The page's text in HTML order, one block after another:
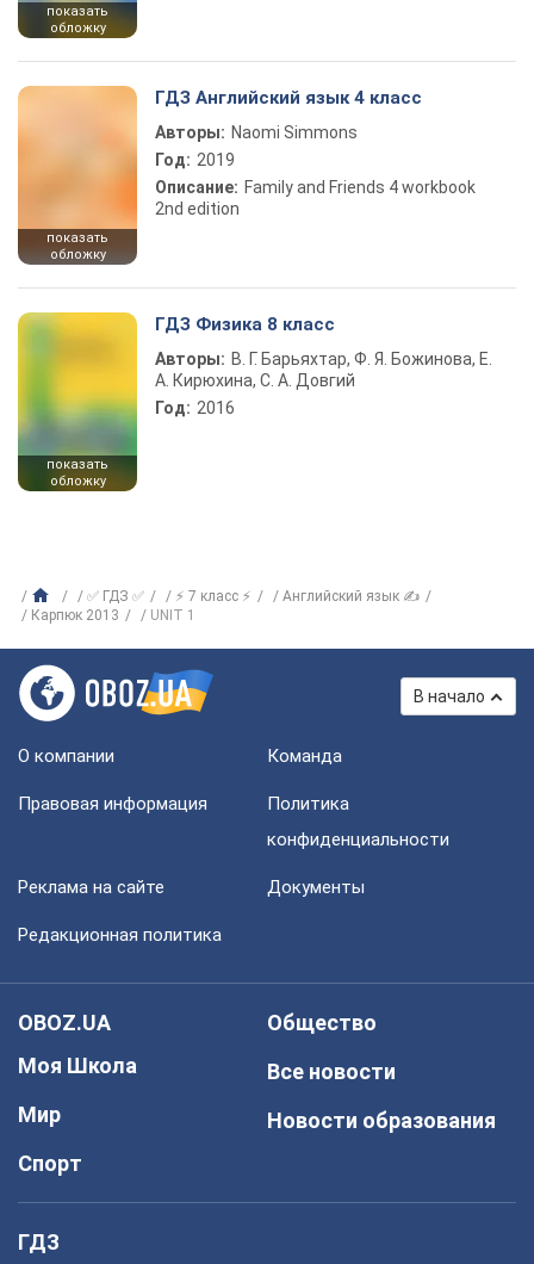
показать
обложку
показать
обложку
ГДЗ Английский язык 4 класс
Авторы: Naomi Simmons
Год: 2019
Описание: Family and Friends 4 workbook
2nd edition
показать
обложку
ГДЗ Физика 8 класс
Авторы: В. Г. Барьяхтар, Ф. Я. Божинова, Е.
А. Кирюхина, С. А. Довгий
Год: 2016
✅ ГДЗ ✅ ⚡ 7 класс ⚡
Английский язык ✍
Карпюк 2013
UNIT 1
В начало
О компании Команда
Правовая информация
Политика
конфиденциальности
Реклама на сайте Документы
Редакционная политика
OBOZ.UA
Моя Школа
Мир
Спорт
Общество
Все новости
Новости образования
ГДЗ